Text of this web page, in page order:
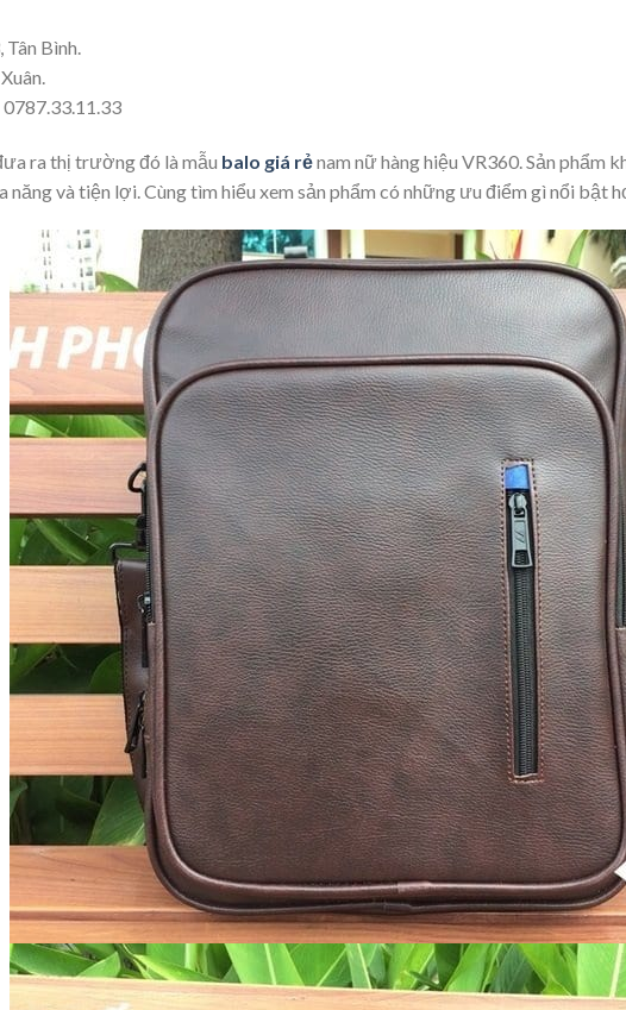
Bình.
ra thị trường đó là mẫu balo giá rẻnam nữ hàng hiệu VR360. Sản phẩm
và tiện lợi. Cùng tìm hiểu xem sản phẩm có những ưu điểm gì nổi bật